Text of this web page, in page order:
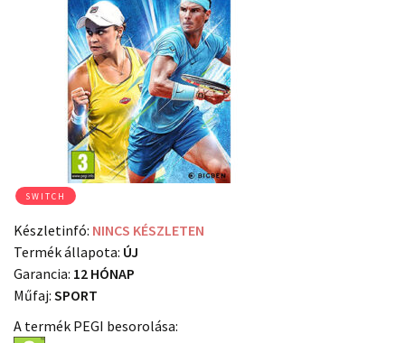
SWITCH
Készletinfó: NINCS KÉSZLETEN
Termék állapota: ÚJ
Garancia: 12 HÓNAP
Műfaj: SPORT
A termék PEGI besorolása: